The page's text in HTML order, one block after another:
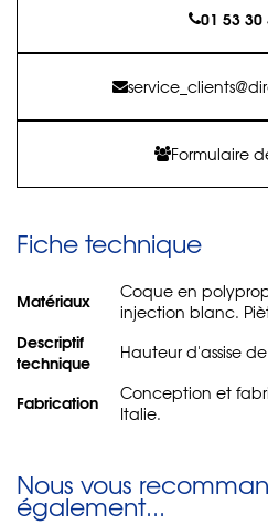
01 53 30
Formulaire
Fiche technique
Matériaux
Coque en
injection blanc.
Descriptif
technique
Hauteur d'assise
Fabrication
Conception et
Italie.
Nous vous
également...